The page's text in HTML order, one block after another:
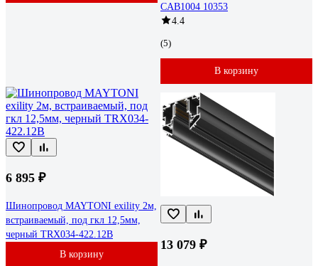
CAB1004 10353
4.4
(5)
В корзину
6 895 ₽
Шинопровод MAYTONI exility 2м,
встраиваемый, под гкл 12,5мм,
черный TRX034-422.12B
В корзину
13 079 ₽